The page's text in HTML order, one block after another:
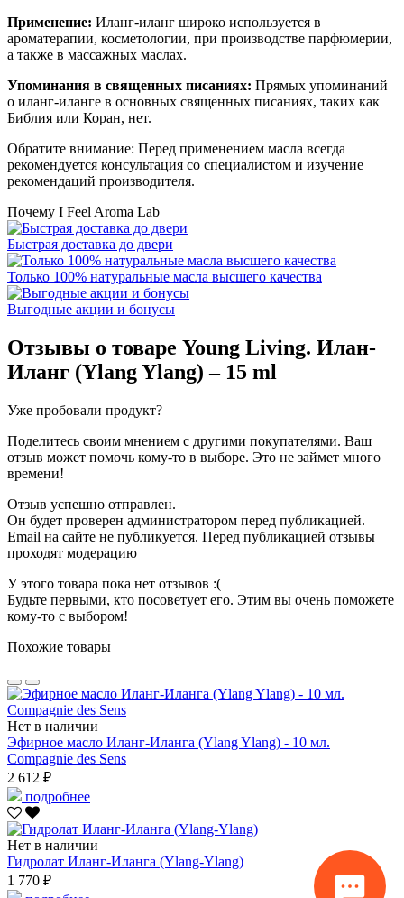
Применение: Иланг-иланг широко используется в
ароматерапии, косметологии, при производстве парфюмерии,
а также в массажных маслах.
Упоминания в священных писаниях: Прямых упоминаний
о иланг-иланге в основных священных писаниях, таких как
Библия или Коран, нет.
Обратите внимание: Перед применением масла всегда
рекомендуется консультация со специалистом и изучение
рекомендаций производителя.
Почему I Feel Aroma Lab
Быстрая доставка до двери
Только 100% натуральные масла высшего качества
Выгодные акции и бонусы
Отзывы о товаре Young Living. Илан-
Иланг (Ylang Ylang) – 15 ml
Уже пробовали продукт?
Поделитесь своим мнением с другими покупателями. Ваш
отзыв может помочь кому-то в выборе. Это не займет много
времени!
Отзыв успешно отправлен.
Он будет проверен администратором перед публикацией.
Email на сайте не публикуется. Перед публикацией отзывы
проходят модерацию
У этого товара пока нет отзывов :(
Будьте первыми, кто посоветует его. Этим вы очень поможете
кому-то с выбором!
Похожие товары
Нет в наличии
Эфирное масло Иланг-Иланга (Ylang Ylang) - 10 мл.
Compagnie des Sens
2 612 ₽
подробнее
Нет в наличии
Гидролат Иланг-Иланга (Ylang-Ylang)
1 770 ₽